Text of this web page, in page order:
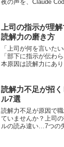
夜の声を、Claude
上司の指示が理
読解力の磨き方
「上司が何を言いた
「部下に指示が伝わ
本原因は読解力にあ
ます。
読解力不足が招
ル7選
読解力不足が原因で
ていませんか？上司
ルの読み違い…7つの